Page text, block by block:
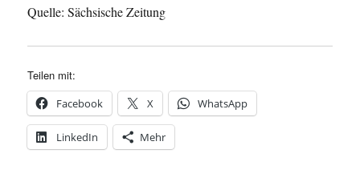
Quelle: Sächsische Zeitung
Teilen mit:
Facebook X WhatsApp
LinkedIn Mehr